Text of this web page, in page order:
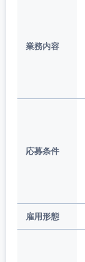
業務内容
応募条件
雇用形態